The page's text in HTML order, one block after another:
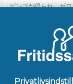
ビンゴが得られ、ゼ
Web サイトを探すの
のインセンティブを
すが、そのすべてが
せん。